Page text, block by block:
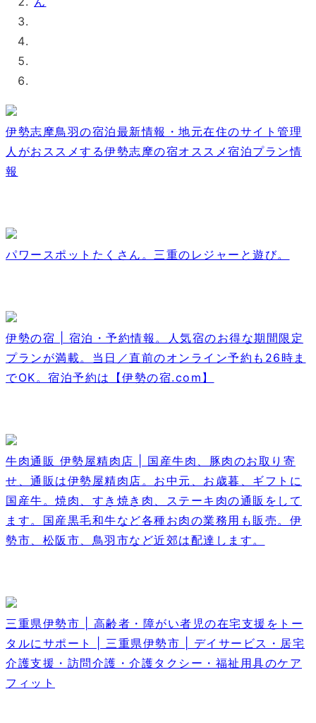
伊勢志摩鳥羽の宿泊最新情報・地元在住のサイト管理
人がおススメする伊勢志摩の宿オススメ宿泊プラン情
報
パワースポットたくさん。三重のレジャーと遊び。
伊勢の宿 | 宿泊・予約情報。人気宿のお得な期間限定
プランが満載。当日／直前のオンライン予約も26時ま
でOK。宿泊予約は【伊勢の宿.com】
牛肉通販 伊勢屋精肉店 | 国産牛肉、豚肉のお取り寄
せ、通販は伊勢屋精肉店。お中元、お歳暮、ギフトに
国産牛。焼肉、すき焼き肉、ステーキ肉の通販をして
ます。国産黒毛和牛など各種お肉の業務用も販売。伊
勢市、松阪市、鳥羽市など近郊は配達します。
三重県伊勢市 | 高齢者・障がい者児の在宅支援をトー
タルにサポート | 三重県伊勢市 | デイサービス・居宅
介護支援・訪問介護・介護タクシー・福祉用具のケア
フィット